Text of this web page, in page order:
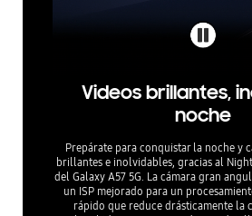
Videos brillantes,
noche
Prepárate para conquistar la noche y
brillantes e inolvidables, gracias al
del Galaxy A57 5G. La cámara gran
un ISP mejorado para un
rápido que reduce drásticamente la